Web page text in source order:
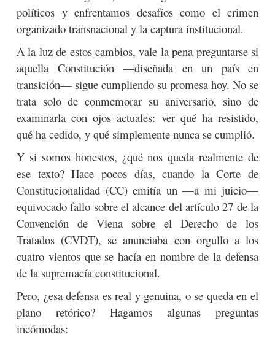
políticos y enfrentamos desafíos como el crimen
organizado transnacional y la captura institucional.
A la luz de estos cambios, vale la pena preguntarse si
aquella Constitución —diseñada en un país en
transición— sigue cumpliendo su promesa hoy. No se
trata solo de conmemorar su aniversario, sino de
examinarla con ojos actuales: ver qué ha resistido,
qué ha cedido, y qué simplemente nunca se cumplió.
Y si somos honestos, ¿qué nos queda realmente de
ese texto? Hace pocos días, cuando la Corte de
Constitucionalidad (CC) emitía un —a mi juicio—
equivocado fallo sobre el alcance del artículo 27 de la
Convención de Viena sobre el Derecho de los
Tratados (CVDT), se anunciaba con orgullo a los
cuatro vientos que se hacía en nombre de la defensa
de la supremacía constitucional.
Pero, ¿esa defensa es real y genuina, o se queda en el
plano retórico? Hagamos algunas preguntas
incómodas: